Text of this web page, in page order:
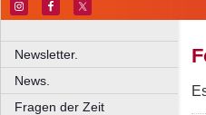
Newsletter.
News.
Fragen der Zeit